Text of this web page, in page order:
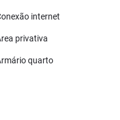
internet
privativa
quarto